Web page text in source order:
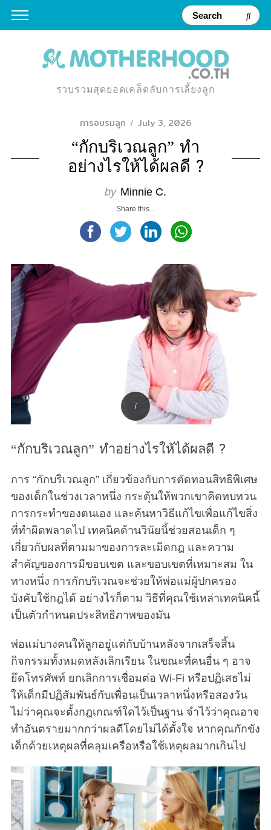
รวบรวมสุดยอดเคล็ดลับการเลี้ยงลูก
การอบรมลูก July 3, 2026
“กักบริเวณลูก” ทำ
อย่างไรให้ได้ผลดี ?
by Minnie C.
Share this...
“กักบริเวณลูก” ทำอย่างไรให้ได้ผลดี ?
การ “กักบริเวณลูก” เกี่ยวข้องกับการตัดทอนสิทธิพิเศษ
ของเด็กในช่วงเวลาหนึ่ง กระตุ้นให้พวกเขาคิดทบทวน
การกระทำของตนเอง และค้นหาวิธีแก้ไขเพื่อแก้ไขสิ่ง
ที่ทำผิดพลาดไป เทคนิคด้านวินัยนี้ช่วยสอนเด็ก ๆ
เกี่ยวกับผลที่ตามมาของการละเมิดกฎ และความ
สำคัญของการมีขอบเขต และขอบเขตที่เหมาะสม ใน
ทางหนึ่ง การกักบริเวณจะช่วยให้พ่อแม่ผู้ปกครอง
บังคับใช้กฎได้ อย่างไรก็ตาม วิธีที่คุณใช้เหล่าเทคนิคนี้
เป็นตัวกำหนดประสิทธิภาพของมัน
พ่อแม่บางคนให้ลูกอยู่แต่กับบ้านหลังจากเสร็จสิ้น
กิจกรรมทั้งหมดหลังเลิกเรียน ในขณะที่คนอื่น ๆ อาจ
ยึดโทรศัพท์ ยกเลิกการเชื่อมต่อ Wi-Fi หรือปฏิเสธไม่
ให้เด็กมีปฏิสัมพันธ์กับเพื่อนเป็นเวลาหนึ่งหรือสองวัน
ไม่ว่าคุณจะตั้งกฎเกณฑ์ใดไว้เป็นฐาน จำไว้ว่าคุณอาจ
ทำอันตรายมากกว่าผลดีโดยไม่ได้ตั้งใจ หากคุณกักขัง
เด็กด้วยเหตุผลที่คลุมเครือหรือใช้เหตุผลมากเกินไป